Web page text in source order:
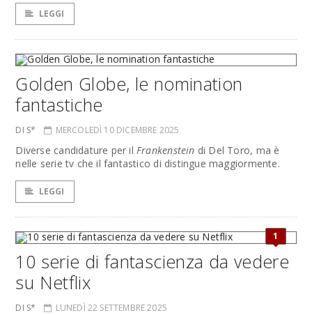
LEGGI
Golden Globe, le nomination
fantastiche
DI S* MERCOLEDÌ 10 DICEMBRE 2025
Diverse candidature per ilFrankenstein di Del Toro, ma è
nelle serie tv che il fantastico di distingue maggiormente.
LEGGI
1
10 serie di fantascienza da vedere
su Netflix
DI S* LUNEDÌ 22 SETTEMBRE 2025